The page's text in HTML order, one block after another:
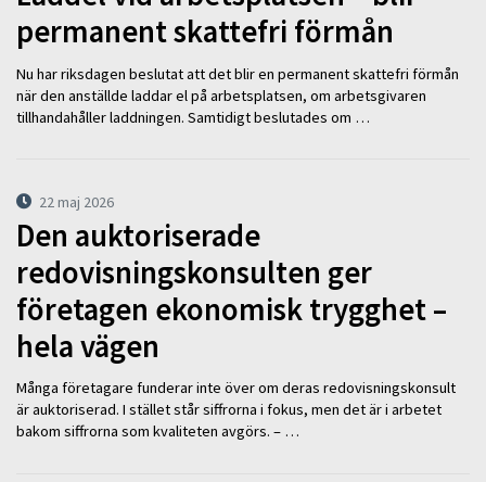
permanent skattefri förmån
Nu har riksdagen beslutat att det blir en permanent skattefri förmån
när den anställde laddar el på arbetsplatsen, om arbetsgivaren
tillhandahåller laddningen. Samtidigt beslutades om …
22 maj 2026
Den auktoriserade
redovisningskonsulten ger
företagen ekonomisk trygghet –
hela vägen
Många företagare funderar inte över om deras redovisningskonsult
är auktoriserad. I stället står siffrorna i fokus, men det är i arbetet
bakom siffrorna som kvaliteten avgörs. – …